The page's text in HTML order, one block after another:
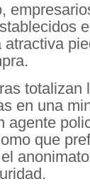
atractiva
totalizan
en una
agente
que